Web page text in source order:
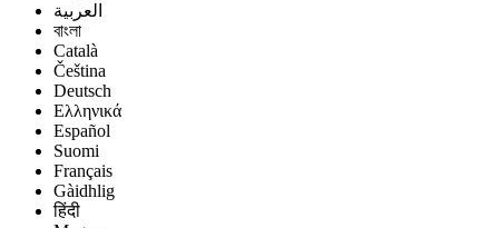
العربية
বাংলা
Català
Čeština
Deutsch
Ελληνικά
Español
Suomi
Français
Gàidhlig
हिंदी